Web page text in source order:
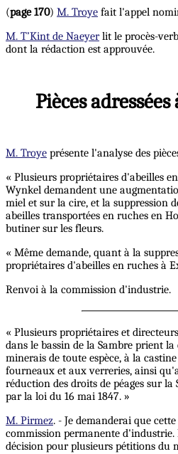
(page 170) M. Troye fait l'appel
M. T’Kint de Naeyerlit le procès-
dont la rédaction est approuvée.
Pièces
M. Troye présente l'analyse des
« Plusieurs propriétaires d'abeilles
Wynkel demandent une
miel et sur la cire, et la suppression
abeilles transportées en ruches en
butiner sur les fleurs.
« Même demande, quant à la
propriétaires d'abeilles en ruches à
Renvoi à la commission d'industrie.
« Plusieurs propriétaires et
dans le bassin de la Sambre prient
minerais de toute espèce, à la
fourneaux et aux verreries, ainsi
réduction des droits de péages sur la
par la loi du 16 mai 1847. »
M. Pirmez. - Je demanderai que
commission permanente
décision pour plusieurs pétitions du